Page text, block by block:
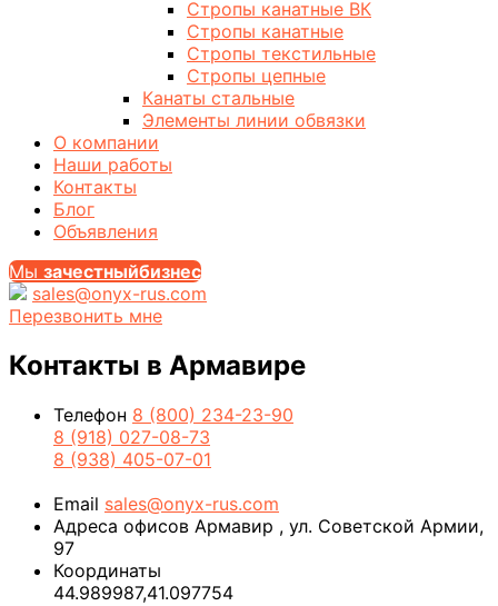
Стропы канатные ВК
Стропы канатные
Стропы текстильные
Стропы цепные
Канаты стальные
Элементы линии обвязки
О компании
Наши работы
Контакты
Блог
Объявления
Мы зачестныйбизнес
sales@onyx-rus.com
Перезвонить мне
Контакты в Армавире
Телефон 8 (800) 234-23-90
8 (918) 027-08-73
8 (938) 405-07-01
Email sales@onyx-rus.com
Адреса офисов Армавир , ул. Советской Армии,
97
Координаты
44.989987,41.097754